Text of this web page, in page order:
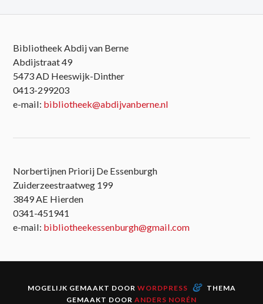
Bibliotheek Abdij van Berne
Abdijstraat 49
5473 AD Heeswijk-Dinther
0413-299203
e-mail: bibliotheek@abdijvanberne.nl
Norbertijnen Priorij De Essenburgh
Zuiderzeestraatweg 199
3849 AE Hierden
0341-451941
e-mail: bibliotheekessenburgh@gmail.com
MOGELIJK GEMAAKT DOOR WORDPRESS &
THEMA
GEMAAKT DOOR ANDERS NORÉN